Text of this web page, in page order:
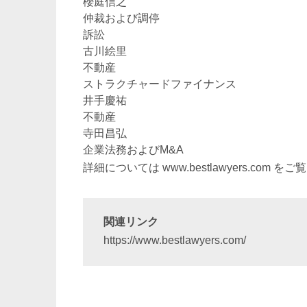
仲裁および調停
訴訟
古川絵里
不動産
ストラクチャードファイナンス
井手慶祐
不動産
寺田昌弘
企業法務およびM&A
詳細については www.bestlawyers.com をご
関連リンク
https://www.bestlawyers.com/